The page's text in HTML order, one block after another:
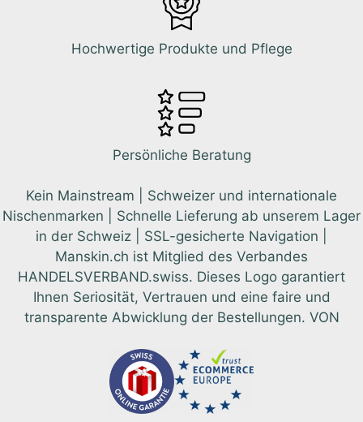
Hochwertige Produkte und Pflege
Persönliche Beratung
Kein Mainstream | Schweizer und internationale
Nischenmarken | Schnelle Lieferung ab unserem Lager
in der Schweiz | SSL-gesicherte Navigation |
Manskin.ch ist Mitglied des Verbandes
HANDELSVERBAND.swiss. Dieses Logo garantiert
Ihnen Seriosität, Vertrauen und eine faire und
transparente Abwicklung der Bestellungen. VON